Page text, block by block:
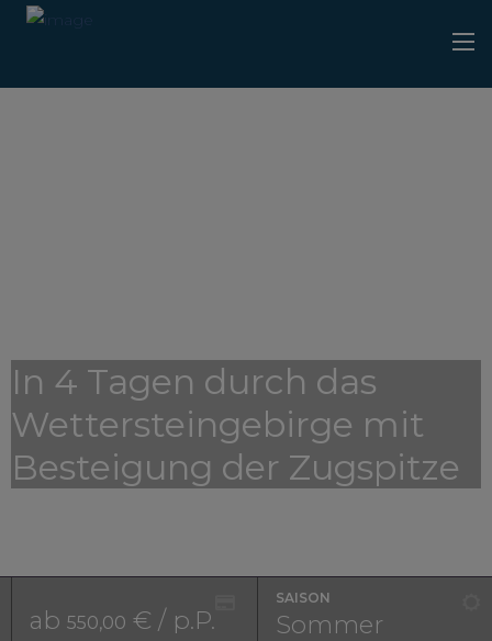
In 4 Tagen durch das
Wettersteingebirge mit
Besteigung der Zugspitze
ab 550,00 € / p.P.
SAISON
Sommer